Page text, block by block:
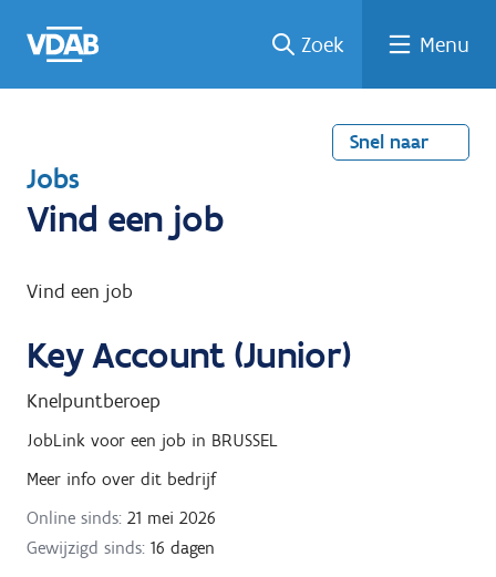
naar
een
een
job
naar
Zoek Menu
Snel naar
T
e
u
n
a
a
Jobs
Vind een job
Vind een job
Key Account (Junior)
Knelpuntberoep
JobLink voor een job in BRUSSEL
Meer info over dit bedrijf
Online sinds: 21 mei 2026
Gewijzigd sinds: 16 dagen